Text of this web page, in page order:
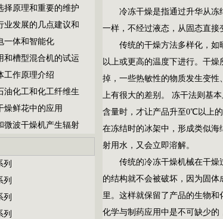
择原理和重要的维护
业发展的几点建议和
一体和智能化
和槽型混合机的试运
工作原理介绍
油化工和化工纤维生
燥鲜花中的应用
微波干燥机产生辐射
列
列
列
列
冷冻干燥是指通过升华从冻结
一样，不经过液态，从固态直接
传统的干燥方法多样化，如
以上或更高的温度下进行。干
掉，一些热敏性的物质发生变
上有很大的差别。 冻干法则基
含量时，才让产品升至0℃以上
在冻结时的冰架中，形成类似
射用水，又会立即溶解。
传统的冷冻干燥机械在干燥过
的结构就不会被破坏，因为固
里。这样就保留了产品的生物
化学与制药应用中是不可缺少